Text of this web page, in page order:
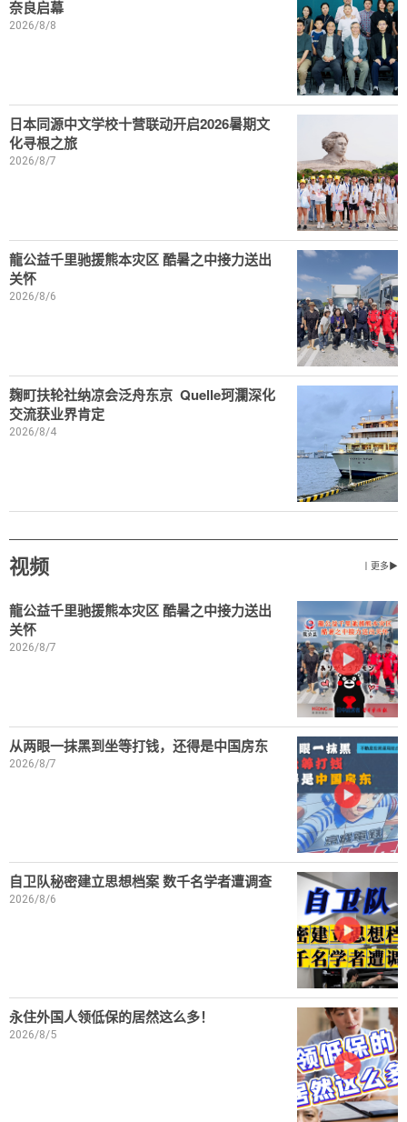
奈良启幕
2026/8/8
日本同源中文学校十营联动开启2026暑期文
化寻根之旅
2026/8/7
龍公益千里驰援熊本灾区 酷暑之中接力送出
关怀
2026/8/6
麹町扶轮社纳凉会泛舟东京 Quelle珂瀾深化
交流获业界肯定
2026/8/4
视频 丨更多▶
龍公益千里驰援熊本灾区 酷暑之中接力送出
关怀
2026/8/7
从两眼一抹黑到坐等打钱，还得是中国房东
2026/8/7
自卫队秘密建立思想档案 数千名学者遭调查
2026/8/6
永住外国人领低保的居然这么多！
2026/8/5